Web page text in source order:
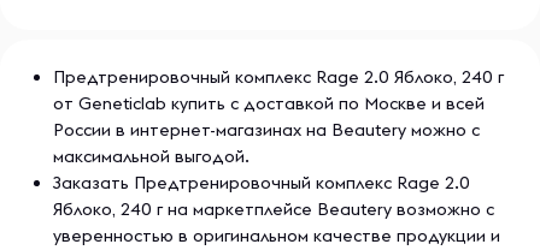
Предтренировочный комплекс Rage 2.0 Яблоко, 240 г
от Geneticlab купить с доставкой по Москве и всей
России в интернет-магазинах на Beautery можно с
максимальной выгодой.
Заказать Предтренировочный комплекс Rage 2.0
Яблоко, 240 г на маркетплейсе Beautery возможно с
уверенностью в оригинальном качестве продукции и